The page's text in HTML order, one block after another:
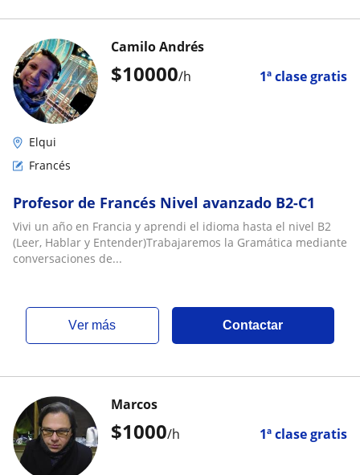
$10000/h 1ª clase gratis
Camilo Andrés
Elqui
Francés
Profesor de Francés Nivel avanzado B2-C1
Vivi un año en Francia y aprendi el idioma hasta el nivel B2
(Leer, Hablar y Entender)Trabajaremos la Gramática mediante
conversaciones de...
ver más Contactar
$1000/h 1ª clase gratis
Marcos